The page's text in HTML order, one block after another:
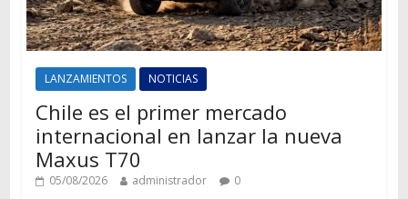
LANZAMIENTOS NOTICIAS
Chile es el primer mercado
internacional en lanzar la nueva
Maxus T70
05/08/2026 administrador 0